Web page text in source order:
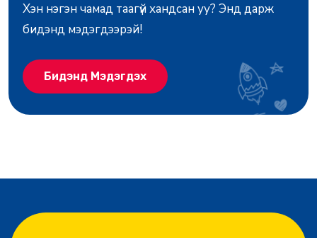
Хэн нэгэн чамад таагүй хандсан уу? Энд дарж
бидэнд мэдэгдээрэй!
Бидэнд Мэдэгдэх